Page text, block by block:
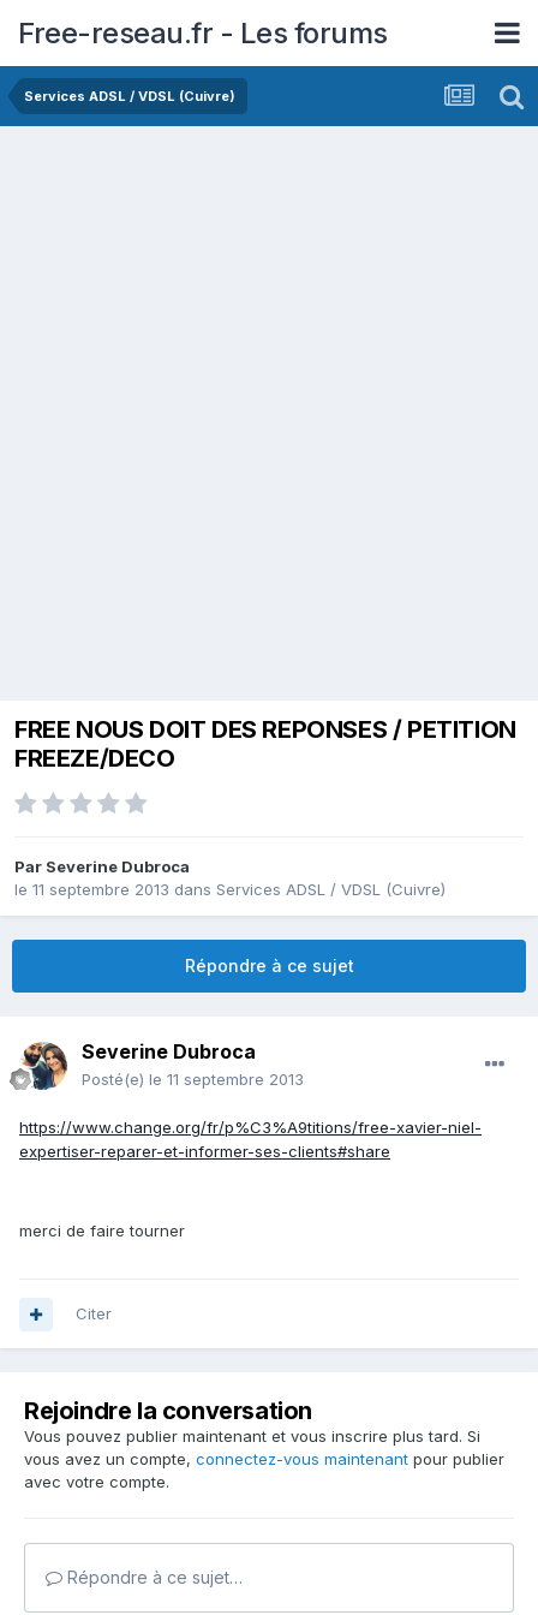
Free-reseau.fr - Les forums
Services ADSL / VDSL (Cuivre)
FREE NOUS DOIT DES REPONSES / PETITION
FREEZE/DECO
Par Severine Dubroca
le 11 septembre 2013 dans Services ADSL / VDSL (Cuivre)
Répondre à ce sujet
Severine Dubroca
Posté(e) le 11 septembre 2013
https://www.change.org/fr/p%C3%A9titions/free-xavier-niel-
expertiser-reparer-et-informer-ses-clients#share
merci de faire tourner
Citer
Rejoindre la conversation
Vous pouvez publier maintenant et vous inscrire plus tard. Si
vous avez un compte, connectez-vous maintenant pour publier
avec votre compte.
Répondre à ce sujet…